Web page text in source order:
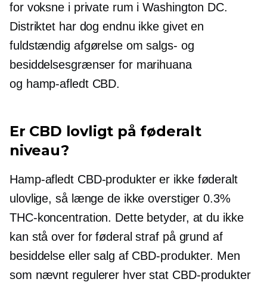
for voksne i private rum i Washington DC.
Distriktet har dog endnu ikke givet en
fuldstændig afgørelse om salgs- og
besiddelsesgrænser for marihuana
og hamp-afledtCBD.
Er CBD lovligt på føderalt
niveau?
Hamp-afledtCBD-produkter er ikke føderalt
ulovlige, så længe de ikke overstiger 0.3%
THC-koncentration. Dette betyder, at du ikke
kan stå over for føderal straf på grund af
besiddelse eller salg af CBD-produkter. Men
som nævnt regulerer hver stat CBD-produkter